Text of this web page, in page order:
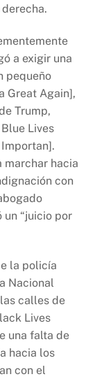
a exigir una
pequeño
Great Again],
Trump,
Lives
marchar hacia
con
un “juicio por
la policía
Nacional
calles de
Lives
una falta de
hacia los
con el